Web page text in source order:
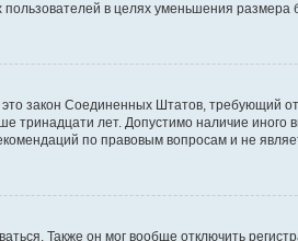
в целях уменьшения размера
закон Соединенных Штатов, требующий
тринадцати лет. Допустимо наличие
по правовым вопросам и не
Также он мог вообще отключить